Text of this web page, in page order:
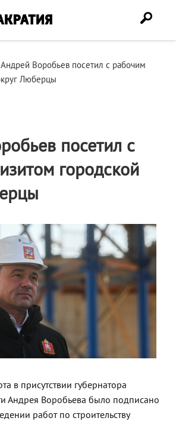
Андрей Воробьев посетил с рабочим
Люберцы
посетил с
городской
в присутствии губернатора
Андрея Воробьева было подписано
работ по строительству